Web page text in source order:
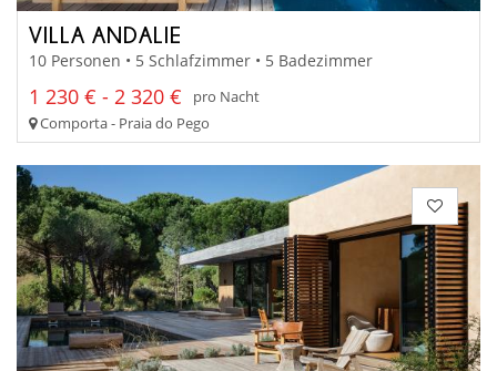
VILLA ANDALIE
10 Personen • 5 Schlafzimmer • 5 Badezimmer
1 230 € - 2 320 €
pro Nacht
Comporta - Praia do Pego